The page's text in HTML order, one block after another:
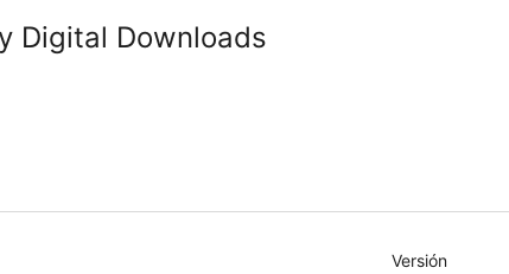
Digital Downloads
Meta
Versión